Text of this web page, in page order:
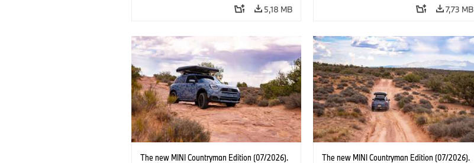
5,18 MB 7,73 MB
The new MINI Countryman Edition (07/2026). The new MINI Countryman Edition (07/2026).